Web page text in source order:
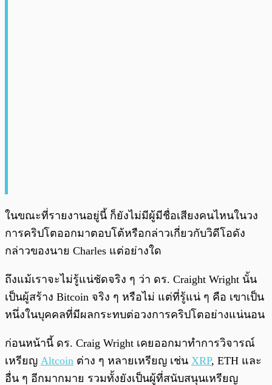
ในขณะที่รายงานอยู่นี้ ก็ยังไม่มีผู้มีชื่อเสียงคนไหนในวง
การคริปโตออกมาตอบโต้หรือกล่าวเกี่ยวกับวิดีโอดัง
กล่าวของนาย Charles แต่อย่างใด
ถึงแม้เราจะไม่รู้แน่ชัดจริง ๆ ว่า ดร. Craight Wright นั้น
เป็นผู้สร้าง Bitcoin จริง ๆ หรือไม่ แต่ที่รู้แน่ ๆ คือ เขาเป็น
หนึ่งในบุคคลที่มีผลกระทบต่อวงการคริปโตอย่างแน่นอน
ก่อนหน้านี้ ดร. Craig Wright เคยออกมาทำการวิจารณ์
เหรียญ Altcoin ต่าง ๆ หลายเหรียญ เช่น XRP, ETH และ
อื่น ๆ อีกมากมาย รวมทั้งยังเป็นผู้ที่สนับสนุนเหรียญ